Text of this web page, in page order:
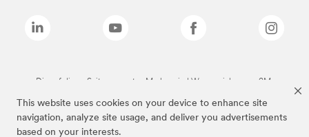
This website uses cookies on your device to enhance site
navigation, analyze site usage, and deliver you advertisements
based on your interests.
Die auf dieser Seite genannten Marken sind Warenzeichen von 3M.